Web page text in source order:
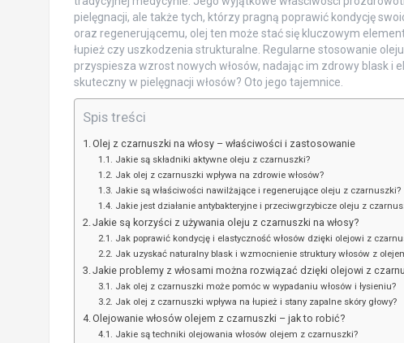
pielęgnacji, ale także tych, którzy pragną poprawić kondycję
oraz regenerującemu, olej ten może stać się kluczowym
łupież czy uszkodzenia strukturalne. Regularne stosowanie
przyspiesza wzrost nowych włosów, nadając im zdrowy blask i
skuteczny w pielęgnacji włosów? Oto jego tajemnice.
Spis treści
Olej z czarnuszki na włosy – właściwości i zastosowanie
Jakie są składniki aktywne oleju z czarnuszki?
Jak olej z czarnuszki wpływa na zdrowie włosów?
Jakie są właściwości nawilżające i regenerujące oleju z czarnuszki?
Jakie jest działanie antybakteryjne i przeciwgrzybicze oleju z
Jakie są korzyści z używania oleju z czarnuszki na włosy?
Jak poprawić kondycję i elastyczność włosów dzięki olejowi z
Jak uzyskać naturalny blask i wzmocnienie struktury włosów z
Jakie problemy z włosami można rozwiązać dzięki olejowi z
Jak olej z czarnuszki może pomóc w wypadaniu włosów i łysieniu?
Jak olej z czarnuszki wpływa na łupież i stany zapalne skóry głowy?
Olejowanie włosów olejem z czarnuszki – jak to robić?
Jakie są techniki olejowania włosów olejem z czarnuszki?